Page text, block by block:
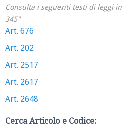
Consulta i seguenti testi di leggi
345"
Art. 676
Art. 202
Art. 2517
Art. 2617
Art. 2648
Cerca Articolo e Codice: